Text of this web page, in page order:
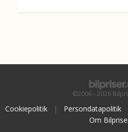
©2006 - 2026
Cookiepolitik | Persondatapolitik
Om